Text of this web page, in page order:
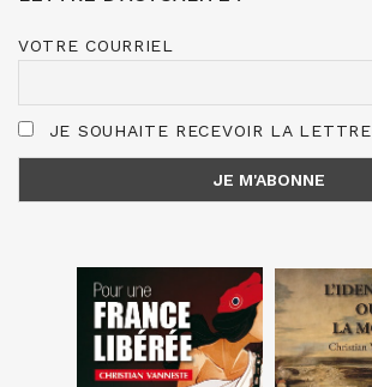
VOTRE COURRIEL
JE SOUHAITE RECEVOIR LA LETTRE